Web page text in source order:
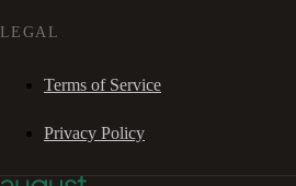
LEGAL
Terms of Service
Privacy Policy